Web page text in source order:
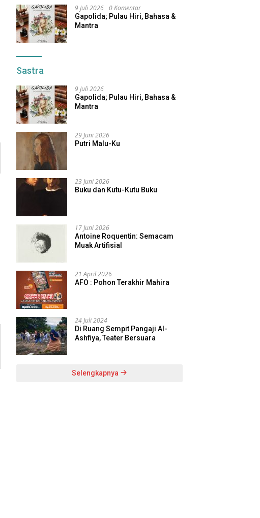
9 Juli 2026 0 Komentar
Gapolida; Pulau Hiri, Bahasa &
Mantra
Sastra
9 Juli 2026
Gapolida; Pulau Hiri, Bahasa &
Mantra
29 Juni 2026
Putri Malu-Ku
23 Juni 2026
Buku dan Kutu-Kutu Buku
17 Juni 2026
Antoine Roquentin: Semacam
Muak Artifisial
21 April 2026
AFO : Pohon Terakhir Mahira
24 Juli 2024
Di Ruang Sempit Pangaji Al-
Ashfiya, Teater Bersuara
Selengkapnya